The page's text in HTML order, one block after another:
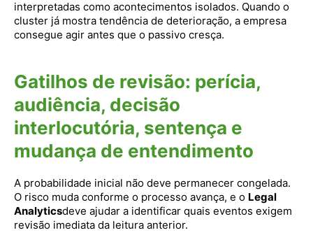
interpretadas como acontecimentos isolados. Quando o
cluster já mostra tendência de deterioração, a empresa
consegue agir antes que o passivo cresça.
Gatilhos de revisão: perícia,
audiência, decisão
interlocutória, sentença e
mudança de entendimento
A probabilidade inicial não deve permanecer congelada.
O risco muda conforme o processo avança, e o Legal
Analyticsdeve ajudar a identificar quais eventos exigem
revisão imediata da leitura anterior.